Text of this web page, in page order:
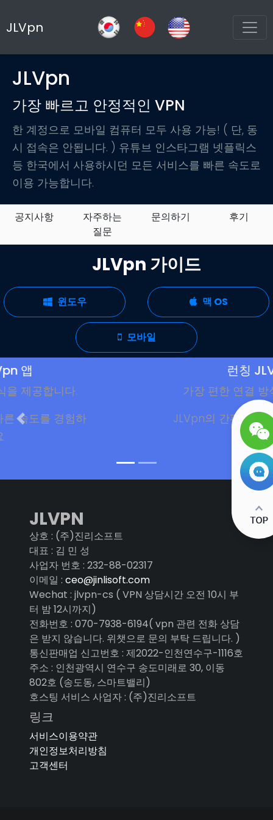
JLVpn
JLVpn
가장 빠르고 안정적인 VPN
한 계정으로 모바일 컴퓨터 모두 사용 가능! ( 단, 동
시 접속은 안됩니다. ) 유튜브 인스타그램 넷플릭스
등 한국에서 사용하시던 모든 서비스를 빠른 속도로
이용 가능합니다.
공지사항
자주하는
질문
문의하기 후기
JLVpn 가이드
윈도우 맥 OS
모바일
런칭 JLVpn 앱
가장 편한 연결 방식을 제공합니
JLVpn의 간편하고 빠른 속도를 경
JLVPN
상호 : (주)진리소프트
대표 : 김 민 성
사업자 번호 : 232-88-02317
이메일 : ceo@jinlisoft.com
Wechat : jlvpn-cs ( VPN 상담시간 오전 10시 부
터 밤 12시까지)
전화번호 : 070-7938-6194( vpn 관련 전화 상담
은 받지 않습니다. 위챗으로 문의 부탁 드립니다. )
통신판매업 신고번호 : 제2022-인천연수구-1116호
주소 : 인천광역시 연수구 송도미래로 30, 이동
802호 (송도동, 스마트밸리)
호스팅 서비스 사업자 : (주)진리소프트
링크
서비스이용약관
개인정보처리방침
고객센터